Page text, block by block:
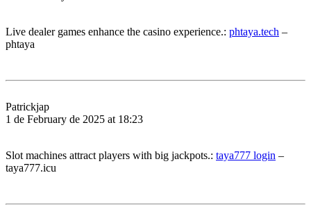
Live dealer games enhance the casino experience.: phtaya.tech –
phtaya
Patrickjap
1 de February de 2025 at 18:23
Slot machines attract players with big jackpots.: taya777 login –
taya777.icu